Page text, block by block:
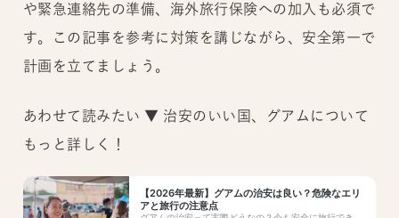
や緊急連絡先の準備、海外旅行保険への加入も必須で
す。この記事を参考に対策を講じながら、安全第一で
計画を立てましょう。
あわせて読みたい ▼ 治安のいい国、グアムについて
もっと詳しく！